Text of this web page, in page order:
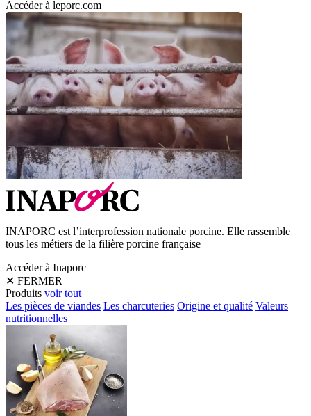
Accéder à leporc.com
INAPORC est l’interprofession nationale porcine. Elle rassemble
tous les métiers de la filière porcine française
Accéder à Inaporc
✕ FERMER
Produits voir tout
Les pièces de viandes Les charcuteries Origine et qualité Valeurs
nutritionnelles